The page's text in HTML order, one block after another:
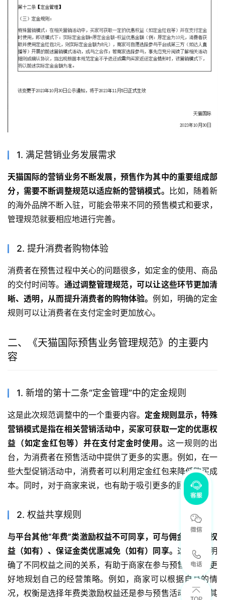
1. 满足营销业务发展需求
天猫国际的营销业务不断发展，预售作为其中的重要组成部
分，需要不断调整规范以适应新的营销模式。 比如，随着新
的海外品牌不断入驻，可能会带来不同的预售模式和要求，
管理规范就要相应地进行完善。
2. 提升消费者购物体验
消费者在预售过程中关心的问题很多，如定金的使用、商品
的交付时间等。 通过调整管理规范，可以让这些环节更加清
晰、透明，从而提升消费者的购物体验。例如，明确的定金
规则可以让消费者在支付定金时更加放心。
二、《天猫国际预售业务管理规范》的主要内
容
1. 新增的第十二条“定金管理”中的定金规则
这是此次规范调整中的一个重要内容。 定金规则显示，特殊
营销模式是指在相关营销活动中，买家可获取一定的优惠权
益（如定金红包等）并在支付定金时使用。这一规则的出
台，为消费者在预售活动中提供了更多的实惠。例如，在一
些大型促销活动中，消费者可以利用定金红包来降低购买成
本。同时，对于商家来说，也有助于吸引更多的顾客下单。
2. 权益共享规则
与平台其他“年费”类激励权益不可同享，可与佣金类激励权
益（如有）、保证金类优惠减免（如有）同享。 这一规则明
确了不同权益之间的关系，有助于商家在参与预售活动时更
好地规划自己的经营策略。例如，商家可以根据自身的情
况，权衡是选择年费类激励权益还是参与预售活动来获取其